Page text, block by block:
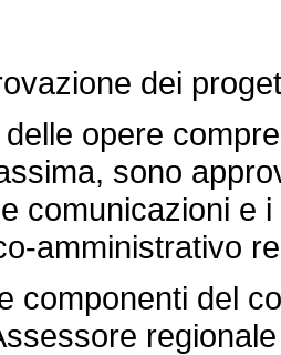
dei
opere
sono
comunicazioni e
amministrativo
del